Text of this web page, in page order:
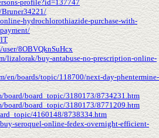
profile?id=137747
hydrochlorothiazide-purchase-with-
user/8OBVQknSuHcx
lizalorak/buy-antabuse-no-prescription-online-
en/boards/topic/118700/next-day-phentermine-
board/board_topic/3180173/8734231.htm
board/board_topic/3180173/8771209.htm
4160148/8738334.htm
seroquel-online-fedex-overnight-efficient-